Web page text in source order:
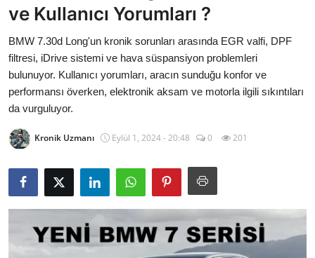
Markalar
İletişim
Trafik & Cezalar
Sigorta & Kasko
Vergi & ÖTV & MTV
Sorgulamalar
İkinci El & Alım-Satım
Bakım & Arıza Çözümleri
ve Kullanıcı Yorumları ?
BMW 7.30d Long'un kronik sorunları arasında EGR valfi, DPF
filtresi, iDrive sistemi ve hava süspansiyon problemleri
bulunuyor. Kullanıcı yorumları, aracın sunduğu konfor ve
performansı överken, elektronik aksam ve motorla ilgili sıkıntıları
da vurguluyor.
Kronik Uzmanı Eylül 1, 2024 - 20:48 0 201